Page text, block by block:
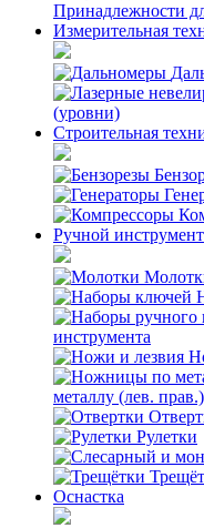
Принадлежности
Измерительная
(уровни)
Строительная
Ручной инструмент
инструмента
металлу (лев. прав.)
Рулетки
Оснастка